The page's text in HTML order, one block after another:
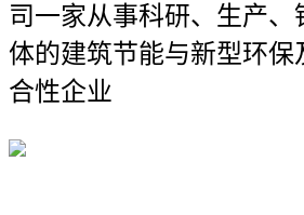
司一家从事科研、生产、
体的建筑节能与新型环保
合性企业